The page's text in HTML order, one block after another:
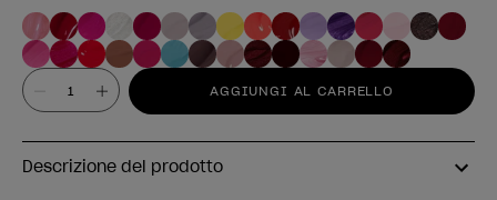
Valore AGGIUNGI AL CARRELLO
Descrizione del prodotto